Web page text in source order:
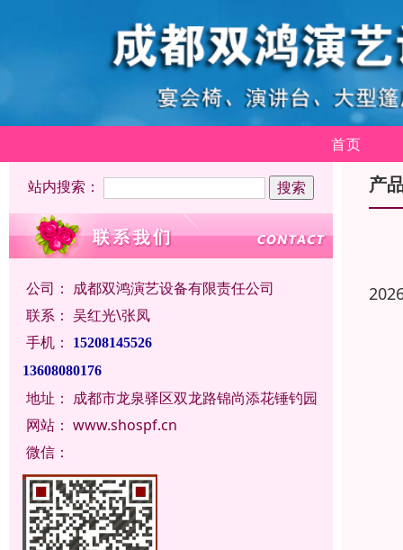
首页
站内搜索：
公司： 成都双鸿演艺设备有限责任公司
联系： 吴红光\张凤
手机：
15208145526
13608080176
地址： 成都市龙泉驿区双龙路锦尚添花锤钓园
网站： www.shospf.cn
微信：
产